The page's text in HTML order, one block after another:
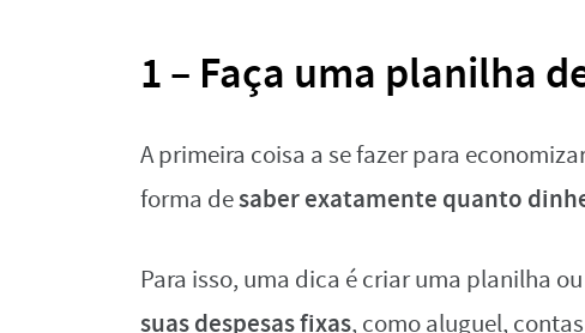
1 – Faça uma planilha
A primeira coisa a se fazer para
forma desaber exatamente quanto
Para isso, uma dica é criar uma planilha
suas despesas fixas, como aluguel,